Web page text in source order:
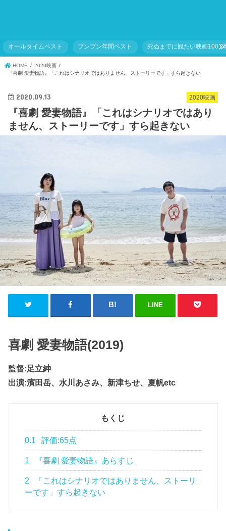
オールタイムベスト ブンブン年間ベスト 死ぬまでに観たい映画1001
HOME
2020映画
『喜劇 愛妻物語』「これはシナリオではありません、ストーリーです」すら起きない
2020映画
2020.09.13
『喜劇 愛妻物語』「これはシナリオではあり
ません、ストーリーです」すら起きない
LINE
喜劇 愛妻物語(2019)
監督:足立紳
出演:濱田岳、水川あさみ、新津ちせ、夏帆etc
もくじ
0.1 評価:65点
1 『喜劇 愛妻物語』あらすじ
2
「これはシナリオではありません、ストーリ
ーです」すら起きない